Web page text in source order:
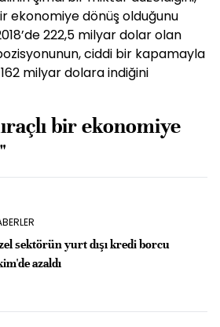
ekonomiye dönüş olduğunu
222,5 milyar dolar olan
ciddi bir kapamayla
milyar dolara indiğini
bir ekonomiye
sektörün yurt dışı kredi borcu
azaldı